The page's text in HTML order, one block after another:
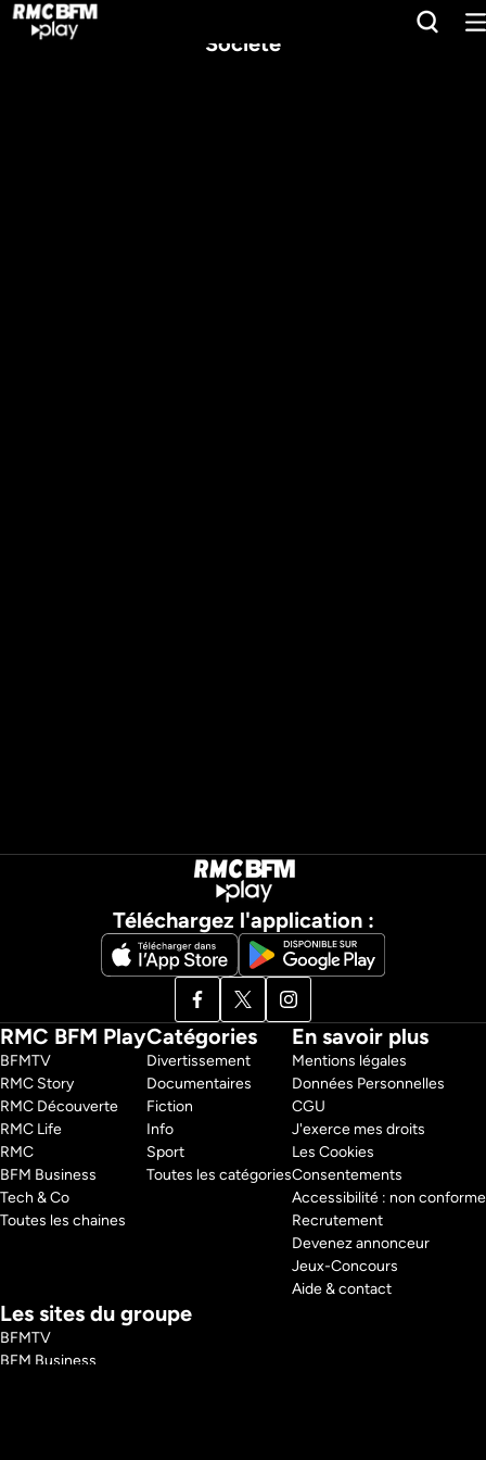
Société
Téléchargez l'application :
RMC BFM Play
BFMTV
RMC Story
RMC Découverte
RMC Life
RMC
BFM Business
Tech & Co
Toutes les chaines
Catégories
Divertissement
Documentaires
Fiction
Info
Sport
Toutes les catégories
En savoir plus
Mentions légales
Données Personnelles
CGU
J'exerce mes droits
Les Cookies
Consentements
Accessibilité : non conforme
Recrutement
Devenez annonceur
Jeux-Concours
Aide & contact
Les sites du groupe
BFMTV
BFM Business